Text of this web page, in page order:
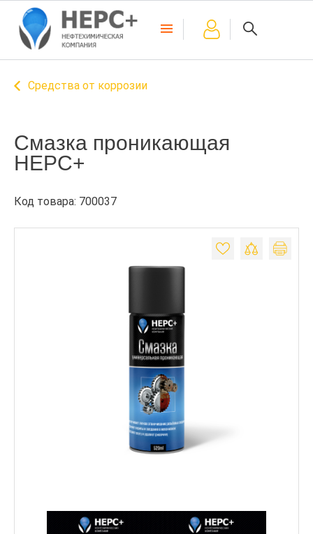
Средства от коррозии
Смазка проникающая
НЕРС+
Код товара: 700037